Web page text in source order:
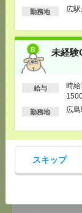
勤務地 広
未経
給与
時
を
勤務地 広
スキップ
[給 与] 時給1300
円×7時間）
[交通費]・自転車
[勤務地]広駅から
未経験OK！
時給
実働7h×週5日×4
りません。※給与
[交通費]1ヶ月3万
20～25万
[勤務地]広島駅か
未経験OK！